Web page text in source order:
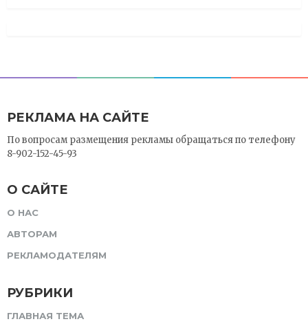
РЕКЛАМА НА САЙТЕ
По вопросам размещения рекламы обращаться по телефону
8-902-152-45-93
О САЙТЕ
О НАС
АВТОРАМ
РЕКЛАМОДАТЕЛЯМ
РУБРИКИ
ГЛАВНАЯ ТЕМА